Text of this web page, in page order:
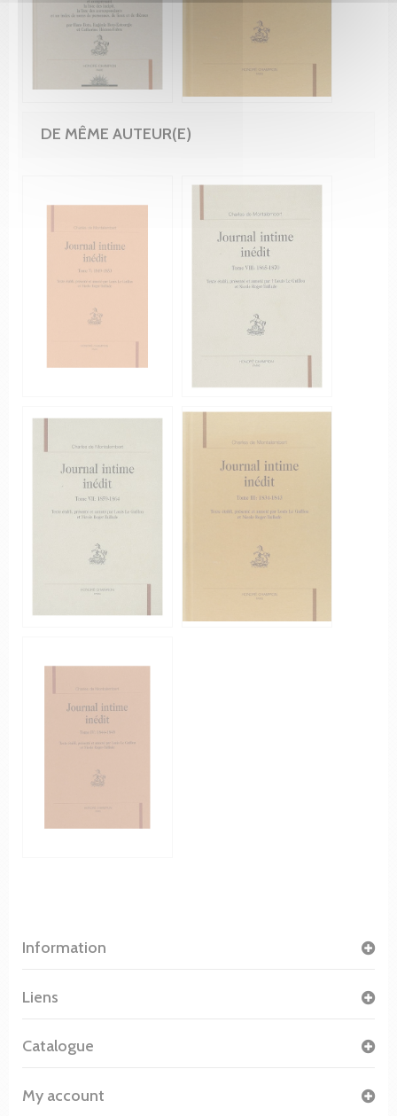
DE MÊME AUTEUR(E)
Information
Liens
Catalogue
My account